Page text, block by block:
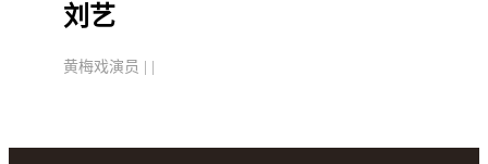
刘艺
黄梅戏演员 | |